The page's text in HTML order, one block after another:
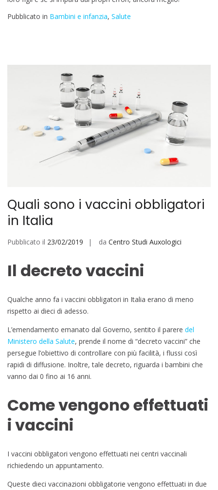
Pubblicato in Bambini e infanzia, Salute
Quali sono i vaccini obbligatori
in Italia
Pubblicato il 23/02/2019 da Centro Studi Auxologici
Il decreto vaccini
Qualche anno fa i vaccini obbligatori in Italia erano di meno
rispetto ai dieci di adesso.
L’emendamento emanato dal Governo, sentito il parere del
Ministero della Salute, prende il nome di “decreto vaccini” che
persegue l’obiettivo di controllare con più facilità, i flussi così
rapidi di diffusione. Inoltre, tale decreto, riguarda i bambini che
vanno dai 0 fino ai 16 anni.
Come vengono effettuati
i vaccini
I vaccini obbligatori vengono effettuati nei centri vaccinali
richiedendo un appuntamento.
Queste dieci vaccinazioni obbligatorie vengono effettuati in due